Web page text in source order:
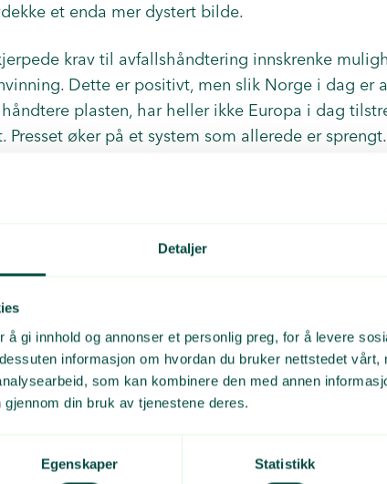
Detaljer
gi innhold og annonser et personlig preg, for å levere
informasjon om hvordan du bruker nettstedet vårt,
som kan kombinere den med annen
din bruk av tjenestene deres.
Egenskaper Statistikk
et enda mer dystert bilde.
krav til avfallshåndtering innskrenke
Dette er positivt, men slik Norge i dag er
plasten, har heller ikke Europa i dag
Presset øker på et system som allerede er
av plast
EU. Det bør også bli et politisk mål å håndtere
utvikler ny teknologi som skal gjøre brukt
Plastretur, som driftes av Grønt
plast til det første anlegget, lokalisert i Danmark.
anlegg gir ikke bare økt utsortering og bedre